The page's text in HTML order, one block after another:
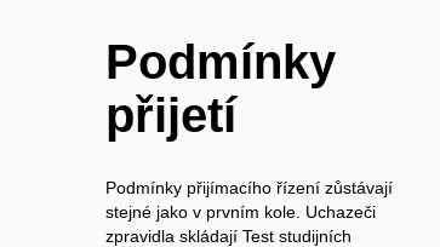
Podmínky
přijetí
Podmínky přijímacího řízení zůstávají
stejné jako v prvním kole. Uchazeči
zpravidla skládají Test studijních